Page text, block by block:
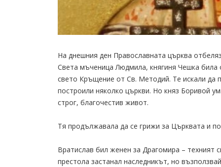
На днешния ден Православната църква
Света мъченица Людмила, княгиня Чешка
свето Кръщение от Св. Методий. Те искали да
построили няколко църкви. Но княз Боривой
строг, благочестив живот.
Тя продължавала да се грижи за Църквата и
Вратислав бил женен за Драгомира –
престола застанал наследникът, но